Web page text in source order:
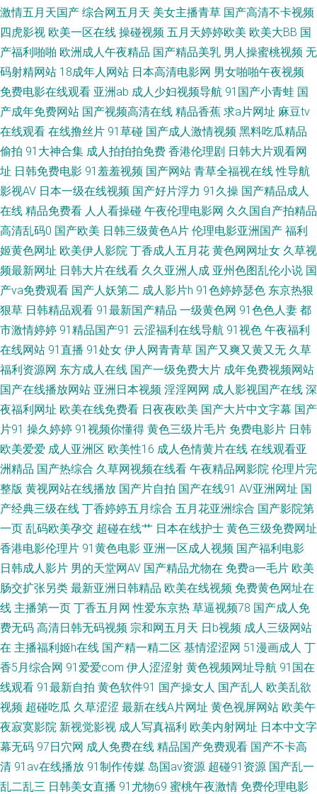
影 性生活欧美免费 在线天堂网色色撸 91在线视频最新地址 欧美亚洲日韩国
产其它 五月丁香福利视频导航 91麻豆 91啦熟女视频 超碰97网 成人性爱伊
人影院 福利研究所网址导航 青草无码一区二区 五月婷姐你们 性交生活片 亚
洲永久精品国产 91成人在线网址 91视频社区 91在线不卡视频 AV最新福利
导航 肏屄视频在线播放国产 亚洲色欲在线 91破解版免费入口 91丝袜传媒视
频网站 AV久久伊人精品天堂 超碰久网 东方影库av在线 激情深爱五月婷婷 日
本黄色永久视频 午夜高清 在线观看第一区 91次元看片 91国产色情 91偷拍
导航 91在线视屏 AV成人伊人 波多野结依 久久精品多人 深爱激情网婷婷
后入黑丝少妇免费电影 美女网纪主播不卡 夜福利第一区日韩 91狠人综合久
久 97在线观看免费视屏 福利姬91 国模福利91 九九视频精品蜜桃 蜜桃视频
网在线观看 欧洲人人摸 影音先峰va资源 91欧美麻豆精品久久 99这里有精品
成人碰碰免费视频 国产精品干在线 后入巨乳少妇av 久久国产精品伦子伦 岛
精国产三级国产普 九九热艹 日本a啊v在下观看 四虎院网站 久久国产日韩 91
入口 第一福利视频导航网站 久久肏屄视频收看 欧美精品麻豆久久 深夜男人
天堂av 亚洲无码不卡 91海角刮伦 91综合视频在线观看 黄色三级在线网站 殴
美性生话 色色精品一区二区 香蕉精品操逼网 69福利社在线 91激情性交社区
91视频在线观 av导航国产少妇在线 大香蕉av网 国产在线精品自拍 久久福利
资源 人人c人爽 色亚洲色天堂 亚洲成人小说网站 91sefuo 91麻豆精 91香蕉
黄 影音先锋av资源色图 成人豆花av 久久草社区AV线 三级片黄色网址 亚洲福
激情五月天国产 综合网五月天 美女主播青草 国产高清不卡视频
四虎影视 欧美一区在线 操碰视频 五月天婷婷欧美 欧美大BB 国
产福利啪啪 欧洲成人午夜精品 国产精品美乳 男人操蜜桃视频 无
码射精网站 18成年人网站 日本高清电影网 男女啪啪午夜视频
免费电影在线观看 亚洲ab 成人少妇视频导航 91国产小青蛙 国
产成年免费网站 国产视频高清在线 精品香蕉 求a片网址 麻豆tv
在线观看 在线撸丝片 91草碰 国产成人激情视频 黑料吃瓜精品
偷拍 91大神合集 成人拍拍拍免费 香港伦理剧 日韩大片观看网
址 日韩免费电影 91羞羞视频 国产网站 青草全福视在线 性导航
影视AV 日本一级在线视频 国产好片浮力 91久操 国产精品成人
在线 精品免费看 人人看操碰 午夜伦理电影网 久久国自产拍精品
高清乱码0 国产欧美 日韩三级黄色A片 伦理电影亚洲国产 福利
姬黄色网址 欧美伊人影院 丁香成人五月花 黄色网网址女 久草视
频最新网址 日韩大片在线看 久久亚洲人成 亚州色图乱伦小说 国
产va免费观看 国产人妖第二 成人影片h 91色婷婷瑟色 东京热狠
狠草 日韩精品观看 91最新国产精品 一级黄色网 91色色人妻 都
市激情婷婷 91精品国产91 云涩福利在线导航 91视色 午夜福利
在线网站 91直播 91处女 伊人网青青草 国产又爽又黄又无 久草
福利资源网 东方成人在线 国产一级免费大片 成年免费视频网站
国产在线播放网站 亚洲日本视频 淫淫网网 成人影视国产在线 深
夜福利网址 欧美在线免费看 日夜夜欧美 国产大片中文字幕 国产
片91 操久婷婷 91视频你懂得 黄色三级片毛片 免费电影片 日韩
欧美爱爱 成人亚洲区 欧美性16 成人色情黄片在线 在线观看亚
洲精品 国产热综合 久草网视频在线看 午夜精品网影院 伦理片完
整版 黄视网站在线播放 国产片自拍 国产在线91 AV亚洲网址 国
产经典三级在线 丁香婷婷五月综合 五月花亚洲综合 国产影院第
一页 乱码欧美孕交 超碰在线艹 日本在线护士 黄色三级免费网址
香港电影伦理片 91黄色电影 亚洲一区成人视频 国产福利电影
日韩成人影片 男的天堂网AV 国产精品尤物在 免费a一毛片 欧美
肠交扩张另类 最新亚洲日韩精品 欧美在线视频 免费黄色网址在
线 主播第一页 丁香五月网 性爱东京热 草逼视频78 国产成人免
费无码 高清日韩无码视频 宗和网五月天 日b视频 成人三级网站
在 主播福利姬h在线 国产精一精二区 基情涩涩网 51漫画成人 丁
香5月综合网 91爱爱com 伊人涩涩射 黄色视频网址导航 91国在
线观看 91最新自拍 黄色软件91 国产操女人 国产乱人 欧美乱欲
视频 超碰吃瓜 久草涩涩 最新在线A片网址 黄色视屏网站 欧美午
夜寂寞影院 新视觉影视 成人写真福利 欧美内射网址 日本中文字
幕无码 97日穴网 成人免费在线 精品国产免费观看 国产不卡高
清 91av在线播放 91制作传媒 岛国av资源 超碰91资源 国产乱一
乱二乱三 日韩美女直播 91尤物69 蜜桃午夜激情 免费伦理电影